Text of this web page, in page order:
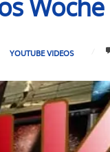
YOUTUBE VIDEOS